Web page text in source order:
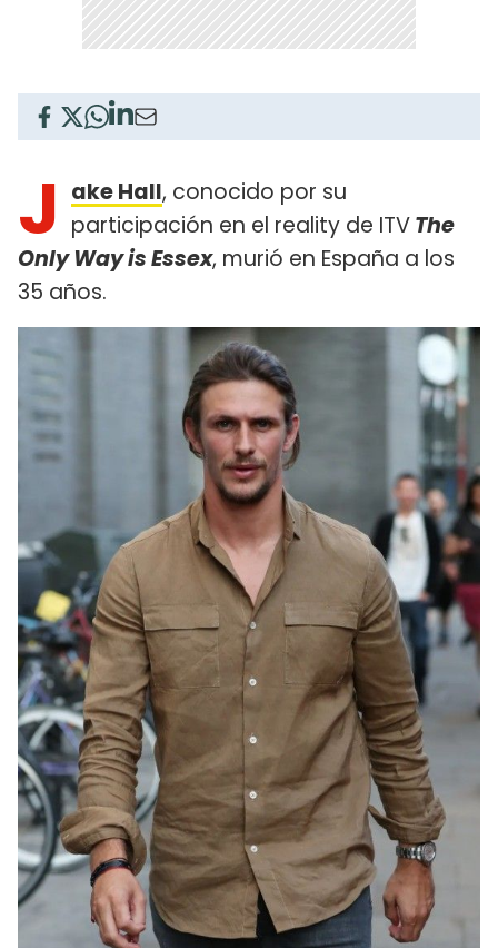
J ake Hall, conocido por su
participación en el reality de ITVThe
Only Way is Essex, murió en España a los
35 años.